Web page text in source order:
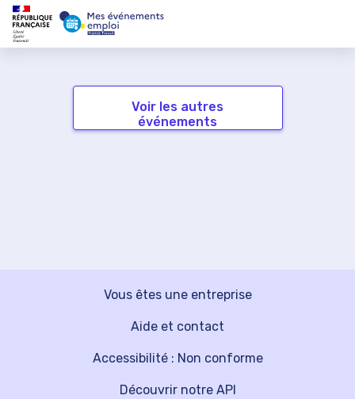
Voir les autres
événements
Vous êtes une entreprise
Découvrir notre API
Aide et contact
Accessibilité : Non conforme